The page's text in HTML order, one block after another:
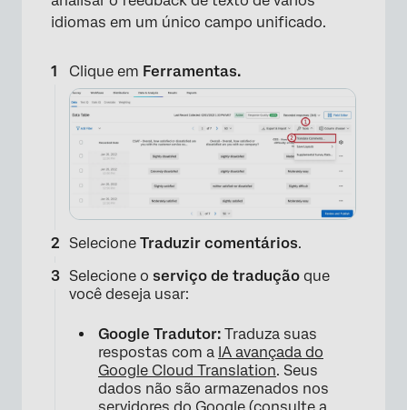
idiomas em um único campo unificado.
Clique em Ferramentas.
Selecione Traduzir comentários.
Selecione o serviço de tradução que
você deseja usar:
Google Tradutor: Traduza suas
respostas com a IA avançada do
Google Cloud Translation. Seus
dados não são armazenados nos
servidores do Google (consulte a